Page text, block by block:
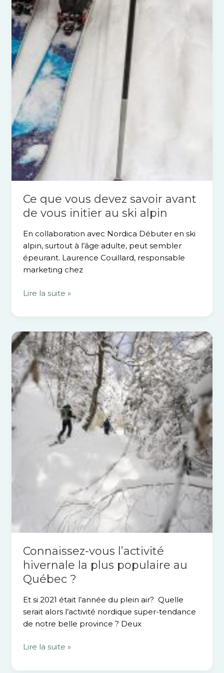
Ce que vous devez savoir avant
de vous initier au ski alpin
En collaboration avec Nordica Débuter en ski
alpin, surtout à l’âge adulte, peut sembler
épeurant. Laurence Couillard, responsable
marketing chez
vous
devez
savoir
avant
vous
initier
au
ski
alpin
Lire la suite »
Connaissez-vous l’activité
hivernale la plus populaire au
Québec ?
Et si 2021 était l’année du plein air? Quelle
serait alors l’activité nordique super-tendance
de notre belle province ? Deux
Connaissez-
vous
l’activité
hivernale
la
populaire
Lire la suite »